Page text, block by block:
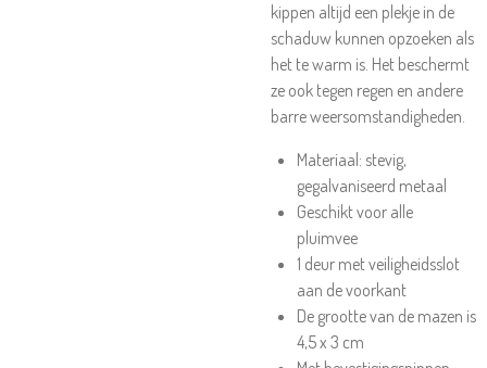
kippen altijd een plekje in de
schaduw kunnen opzoeken als
het te warm is. Het beschermt
ze ook tegen regen en andere
barre weersomstandigheden.
Materiaal: stevig,
gegalvaniseerd metaal
Geschikt voor alle
pluimvee
1 deur met veiligheidsslot
aan de voorkant
De grootte van de mazen is
4,5 x 3 cm